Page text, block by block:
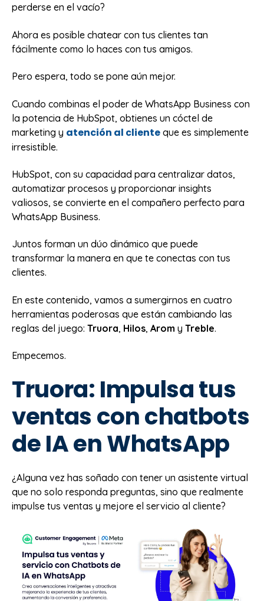
perderse en el vacío?
Ahora es posible chatear con tus clientes tan
fácilmente como lo haces con tus amigos.
Pero espera, todo se pone aún mejor.
Cuando combinas el poder de WhatsApp Business con
la potencia de HubSpot, obtienes un cóctel de
marketing y atención al cliente que es simplemente
irresistible.
HubSpot, con su capacidad para centralizar datos,
automatizar procesos y proporcionar insights
valiosos, se convierte en el compañero perfecto para
WhatsApp Business.
Juntos forman un dúo dinámico que puede
transformar la manera en que te conectas con tus
clientes.
En este contenido, vamos a sumergirnos en cuatro
herramientas poderosas que están cambiando las
reglas del juego: Truora, Hilos, Arom y Treble.
Empecemos.
Truora: Impulsa tus
ventas con chatbots
de IA en WhatsApp
¿Alguna vez has soñado con tener un asistente virtual
que no solo responda preguntas, sino que realmente
impulse tus ventas y mejore el servicio al cliente?